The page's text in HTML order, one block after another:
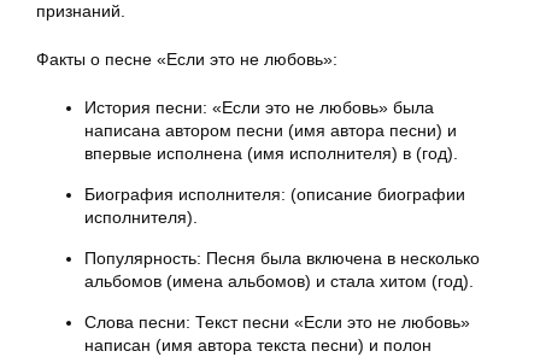
признаний.
Факты о песне «Если это не любовь»:
История песни: «Если это не любовь» была
написана автором песни (имя автора песни) и
впервые исполнена (имя исполнителя) в (год).
Биография исполнителя: (описание биографии
исполнителя).
Популярность: Песня была включена в несколько
альбомов (имена альбомов) и стала хитом (год).
Слова песни: Текст песни «Если это не любовь»
написан (имя автора текста песни) и полон